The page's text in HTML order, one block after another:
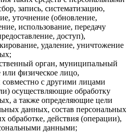
запись, систематизацию,
уточнение (обновление,
использование, передачу
доступ),
удаление, уничтожение
орган, муниципальный
физическое лицо,
совместно с другими лицами
осуществляющие обработку
а также определяющие цели
данных, состав персональных
обработке, действия (операции),
данными;